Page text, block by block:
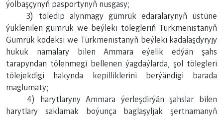
ýolbaşçynyň pasportynyň nusgasy;
3) töledip alynmagy gümrük edaralarynyň üstüne
ýüklenilen gümrük we beýleki tölegleriň Türkmenistanyň
Gümrük kodeksi we Türkmenistanyň beýleki kadalaşdyryjy
hukuk namalary bilen Ammara eýelik edýän şahs
tarapyndan tölenmegi bellenen ýagdaýlarda, şol tölegleri
tölejekdigi hakynda kepilliklerini berýändigi barada
maglumaty;
4) harytlaryny Ammara ýerleşdirýän şahslar bilen
harytlary saklamak boýunça baglaşyljak şertnamanyň